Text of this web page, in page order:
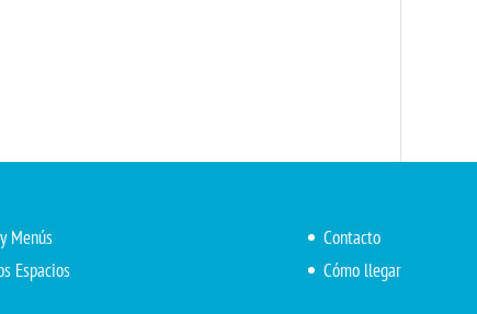
Menús
Espacios
Contacto
Cómo llegar